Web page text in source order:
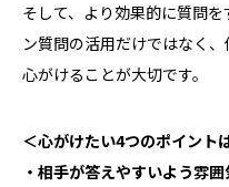
そして、より効果的に質問
ン質問の活用だけではなく
心がけることが大切です。
＜心がけたい4つのポイント
・相手が答えやすいよう雰